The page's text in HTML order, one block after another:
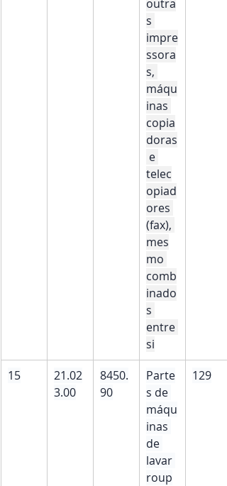
outra
s
impre
ssora
s,
máqu
inas
copia
doras
e
telec
opiad
ores
(fax),
mes
mo
comb
inado
s
entre
si
15
21.02
3.00
8450.
90
Parte
s de
máqu
inas
de
lavar
roup
129